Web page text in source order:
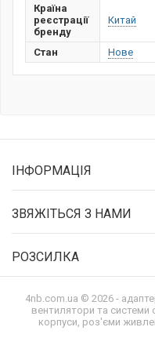
Країна
реєстрації
бренду
Китай
Стан Нове
ІНФОРМАЦІЯ
ЗВЯЖІТЬСЯ З НАМИ
РОЗСИЛКА
4nb.com.ua © 2026 -
вентилятори та системи
корпуси, роз'єми